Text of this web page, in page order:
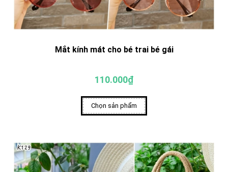
Mắt kính mát cho bé trai bé gái
110.000₫
Chọn sản phẩm